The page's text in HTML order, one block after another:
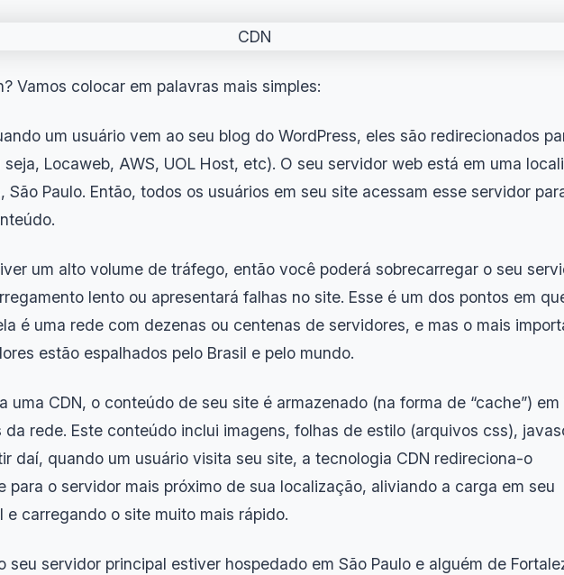
Vamos colocar em palavras mais simples:
um usuário vem ao seu blog do WordPress, eles são redirecionados
Locaweb, AWS, UOL Host, etc). O seu servidor web está em uma
São Paulo. Então, todos os usuários em seu site acessam esse servidor
um alto volume de tráfego, então você poderá sobrecarregar o seu
lento ou apresentará falhas no site. Esse é um dos pontos em
é uma rede com dezenas ou centenas de servidores, e mas o mais
estão espalhados pelo Brasil e pelo mundo.
uma CDN, o conteúdo de seu site é armazenado (na forma de “cache”)
da rede. Este conteúdo inclui imagens, folhas de estilo (arquivos css),
daí, quando um usuário visita seu site, a tecnologia CDN redireciona-o
para o servidor mais próximo de sua localização, aliviando a carga em seu
e carregando o site muito mais rápido.
seu servidor principal estiver hospedado em São Paulo e alguém de